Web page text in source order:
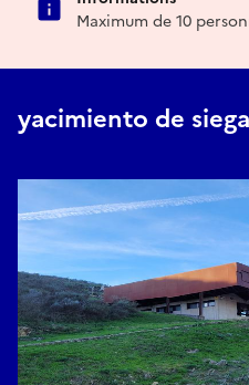
Maximum de 10
yacimiento de